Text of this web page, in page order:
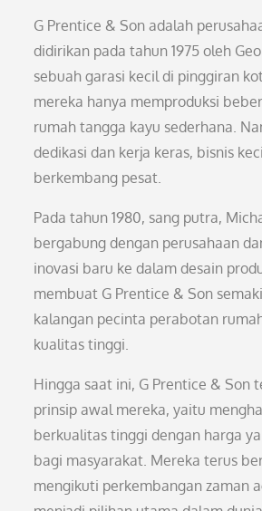
G Prentice & Son adalah
didirikan pada tahun 1975 oleh
sebuah garasi kecil di pinggiran
mereka hanya memproduksi
rumah tangga kayu sederhana.
dedikasi dan kerja keras, bisnis
berkembang pesat.
Pada tahun 1980, sang putra,
bergabung dengan perusahaan
inovasi baru ke dalam desain
membuat G Prentice & Son
kalangan pecinta perabotan
kualitas tinggi.
Hingga saat ini, G Prentice & Son
prinsip awal mereka, yaitu
berkualitas tinggi dengan harga
bagi masyarakat. Mereka terus
mengikuti perkembangan zaman